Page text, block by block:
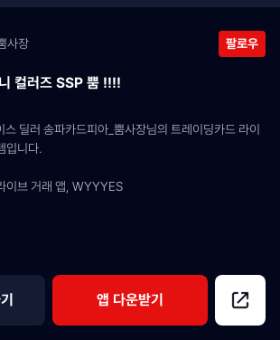
사장 팔로우
컬러즈 SSP 뿜 !!!!
딜러 송파카드피아_뿜사장님의 트레이딩카드 라이
입니다.
이브 거래 앱, WYYYES
앱 다운받기